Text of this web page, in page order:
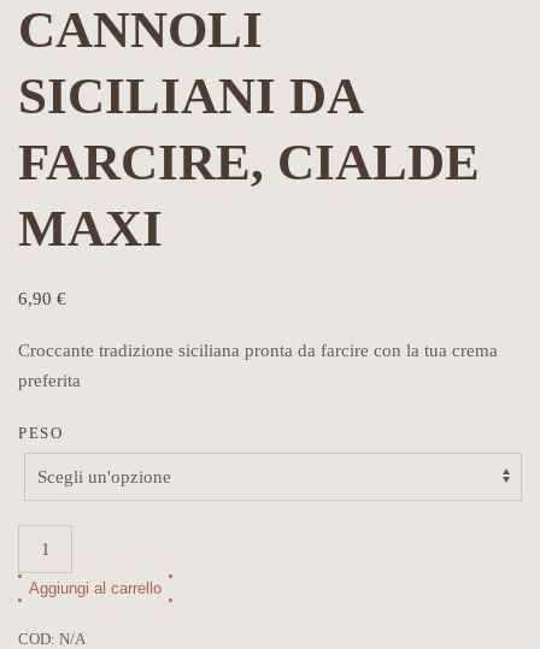
CANNOLI
SICILIANI DA
FARCIRE, CIALDE
MAXI
6,90 €
Croccante tradizione siciliana pronta da farcire con la tua crema
preferita
PESO
siciliani
da
Aggiungi al carrello
COD: N/A